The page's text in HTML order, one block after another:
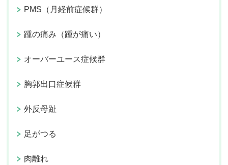
PMS（月経前症候群）
踵の痛み（踵が痛い）
オーバーユース症候群
胸郭出口症候群
外反母趾
足がつる
肉離れ